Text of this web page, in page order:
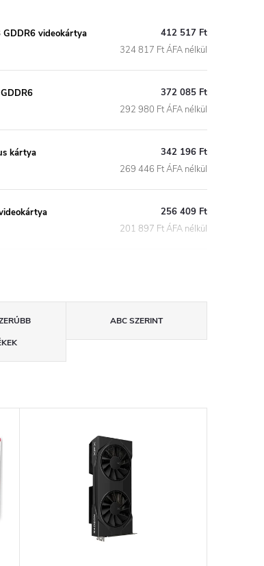
videokártya
412 517 Ft
324 817 Ft ÁFA nélkül
372 085 Ft
292 980 Ft ÁFA nélkül
kártya
342 196 Ft
269 446 Ft ÁFA nélkül
256 409 Ft
201 897 Ft ÁFA nélkül
ABC SZERINT